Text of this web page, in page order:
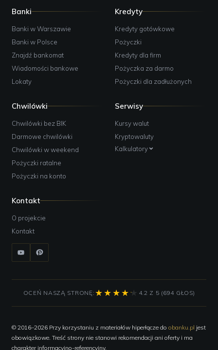
Banki
Banki w Warszawie
Banki w Polsce
Znajdź bankomat
Wiadomości bankowe
Lokaty
Kredyty
Kredyty gotówkowe
Pożyczki
Kredyty dla firm
Pożyczka za darmo
Pożyczki dla zadłużonych
Chwilówki
Chwilówki bez BIK
Darmowe chwilówki
Chwilówki w weekend
Pożyczki ratalne
Pożyczki na konto
Serwisy
Kursy walut
Kryptowaluty
Kalkulatory
Kontakt
O projekcie
Kontakt
OCEŃ NASZĄ STRONĘ: 4.2 Z 5 (694 GŁOS)
© 2016–2026 Przy korzystaniu z materiałów hiperłącze do obanku.pl jest
obowiązkowe. Treść strony nie stanowi rekomendacji ani oferty i ma
charakter informacyjno-referencyjny.